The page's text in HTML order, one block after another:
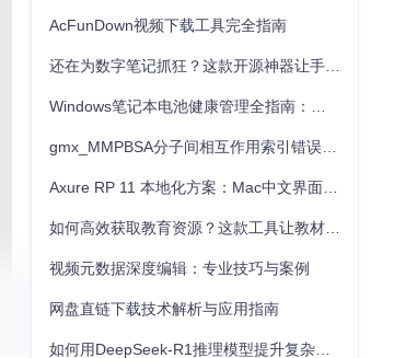
AcFunDown视频下载工具完全指南
视频元数据深度编辑：专业技巧与案例
网盘直链下载技术解析与应用指南